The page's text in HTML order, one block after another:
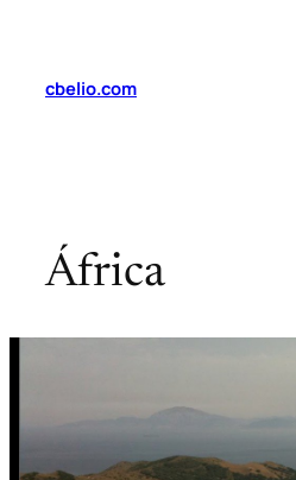
contenido
cbelio.com
África